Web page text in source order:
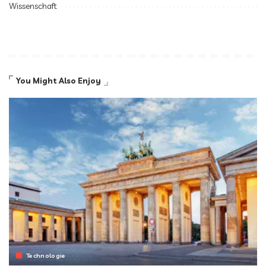
Wissenschaft
You Might Also Enjoy
Technologie